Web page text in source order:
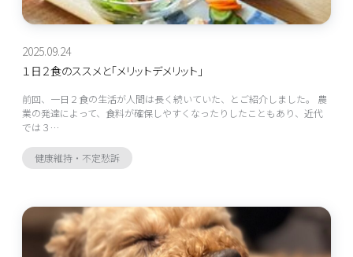
2025.09.24
１日２食のススメと「メリットデメリット」
前回、一日２食の生活が人間は長く続いていた、とご紹介しました。 農
業の発達によって、食料が確保しやすくなったりしたこともあり、近代
では３…
健康維持・不定愁訴